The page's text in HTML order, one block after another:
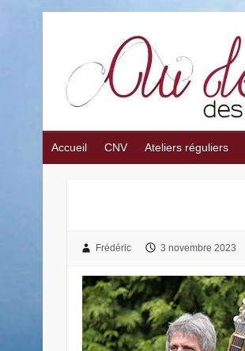
Accueil CNV Ateliers réguliers
Frédéric 3 novembre 2023